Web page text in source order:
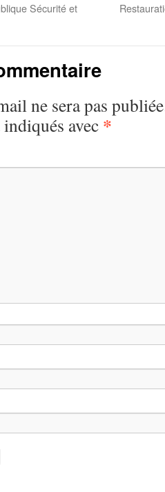
Sécurité et
ne sera pas
avec *